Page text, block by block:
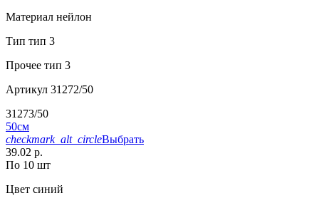
Материал нейлон
Тип тип 3
Прочее тип 3
Артикул 31272/50
31273/50
50см
checkmark_alt_circleВыбрать
39.02 р.
По 10 шт
Цвет синий